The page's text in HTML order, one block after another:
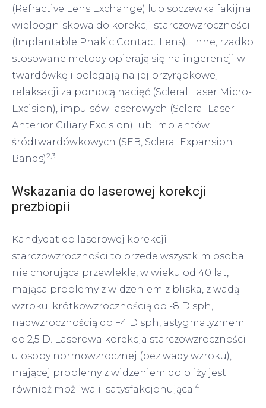
(Refractive Lens Exchange) lub soczewka fakijna
wieloogniskowa do korekcji starczowzroczności
(Implantable Phakic Contact Lens).1 Inne, rzadko
stosowane metody opierają się na ingerencji w
twardówkę i polegają na jej przyrąbkowej
relaksacji za pomocą nacięć (Scleral Laser Micro-
Excision), impulsów laserowych (Scleral Laser
Anterior Ciliary Excision) lub implantów
śródtwardówkowych (SEB, Scleral Expansion
Bands)2,3.
Wskazania do laserowej korekcji
prezbiopii
Kandydat do laserowej korekcji
starczowzroczności to przede wszystkim osoba
nie chorująca przewlekle, w wieku od 40 lat,
mająca problemy z widzeniem z bliska, z wadą
wzroku: krótkowzrocznością do -8 D sph,
nadwzrocznością do +4 D sph, astygmatyzmem
do 2,5 D. Laserowa korekcja starczowzroczności
u osoby normowzrocznej (bez wady wzroku),
mającej problemy z widzeniem do bliży jest
również możliwa i satysfakcjonująca.4